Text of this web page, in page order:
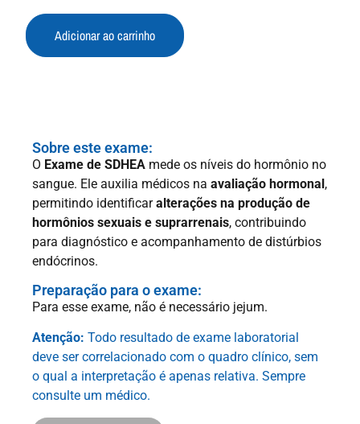
Adicionar ao carrinho
Sobre este exame:
O Exame de SDHEA mede os níveis do hormônio no
sangue. Ele auxilia médicos na avaliação hormonal ,
permitindo identificaralterações na produção de
hormônios sexuais e suprarrenais, contribuindo
para diagnóstico e acompanhamento de distúrbios
endócrinos.
Preparação para o exame:
Para esse exame, não é necessário jejum.
Atenção: Todo resultado de exame laboratorial
deve ser correlacionado com o quadro clínico, sem
o qual a interpretação é apenas relativa. Sempre
consulte um médico.